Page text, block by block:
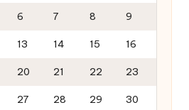
6 7 8 9
13 14 15 16
20 21 22 23
27 28 29 30